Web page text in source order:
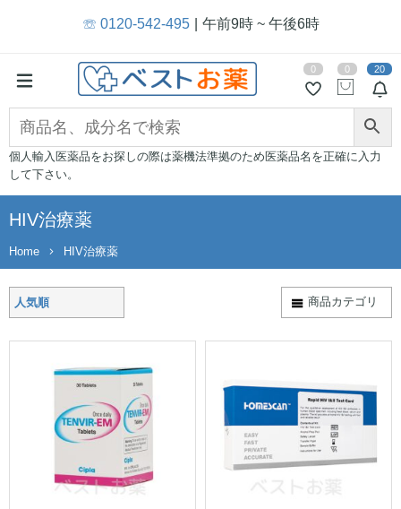
☏ 0120-542-495 午前9時 ~ 午後6時
20
0 0
個人輸入医薬品をお探しの際は薬機法準拠のため医薬品名を正確に入力
して下さい。
HIV治療薬
Home HIV治療薬
商品カテゴリ